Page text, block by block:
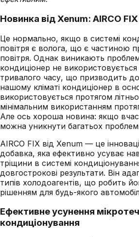
Новинка від Xenum: AIRCO FIX
Це нормально, якщо в системі
повітря є волога, що є частиною
повітря. Однак виникають
кондиціонер не
тривалого часу, що призводить
нашому кліматі кондиціонер в
використовується протягом
мінімальним використанням
Але ось хороша новина: якщо
можна уникнути багатьох
AIRCO FIX від Xenum — це
добавка, яка ефективно усуває
тріщини в системі
довгострокові результати. Він
типів холодоагентів, що робить
рішенням для будь-якого
Ефективне усунення
кондиціонування